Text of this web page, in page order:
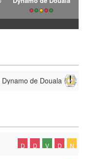
Dynamo de Douala
D D V D N